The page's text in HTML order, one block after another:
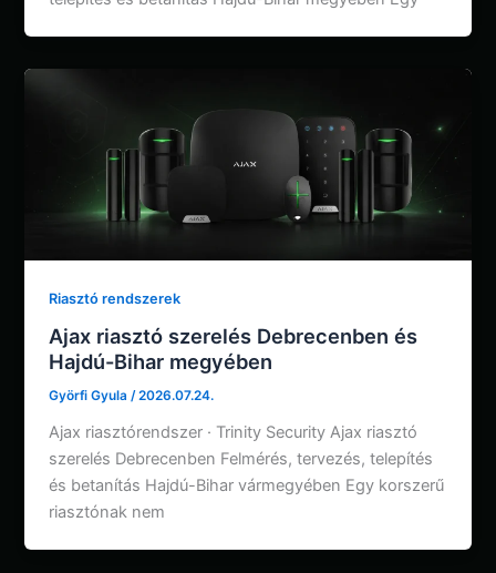
Riasztó rendszerek
Ajax riasztó szerelés Debrecenben és
Hajdú-Bihar megyében
Györfi Gyula/2026.07.24.
Ajax riasztórendszer · Trinity Security Ajax riasztó
szerelés Debrecenben Felmérés, tervezés, telepítés
és betanítás Hajdú-Bihar vármegyében Egy korszerű
riasztónak nem